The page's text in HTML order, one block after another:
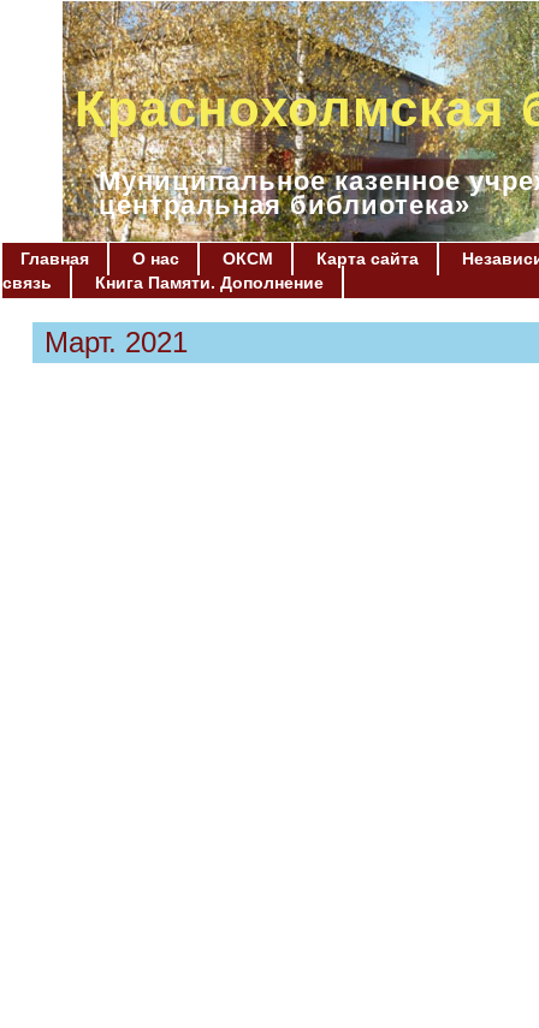
Краснохолмская
Муниципальное казенное
центральная библиотека»
Главная О нас ОКСМ Карта сайта
связь
Книга Памяти. Дополнение
Март. 2021